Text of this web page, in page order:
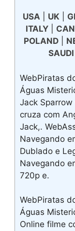
USA| UK|
ITALY|
POLAND|
WebPiratas
Águas
Jack
cruza com
Jack,.
Navegando
Dublado e
Navegando
720p e.
WebPiratas
Águas
Online filme